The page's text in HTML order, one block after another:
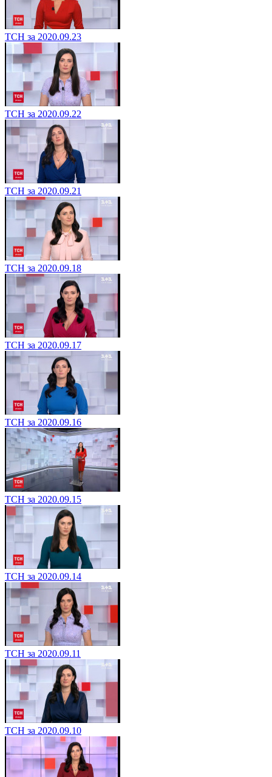
ТСН за 2020.09.23
ТСН за 2020.09.22
ТСН за 2020.09.21
ТСН за 2020.09.18
ТСН за 2020.09.17
ТСН за 2020.09.16
ТСН за 2020.09.15
ТСН за 2020.09.14
ТСН за 2020.09.11
ТСН за 2020.09.10